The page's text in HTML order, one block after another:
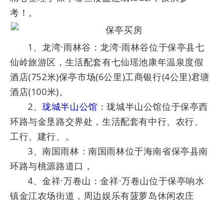
考！。
1、龙湾·雨林谷：龙湾·雨林谷位于保亭县七
仙岭旅游区，生活配套有七仙瑶池康年温泉度假
酒店(752米)保亭市场(6公里)工商银行(4公里)君瑭
酒店(100米)。
2、珑城半山公馆 ：珑城半山公馆位于保亭西
环路与金垦路交界处，生活配套有中行、农行、
工行、建行、。
3、南国雨林：南国雨林位于海南省保亭县南
环路与桃源路道口，
4、金祥·万卷山：金祥·万卷山位于保亭响水
镇金江农场街道，周边娱乐有菠萝岛休闲农庄